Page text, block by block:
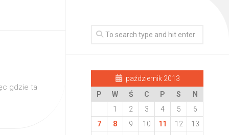
gdzie ta
październik 2013
P
W Ś C P S
N
1
2 3 4 5
6
7
8 9 10 11 12
13